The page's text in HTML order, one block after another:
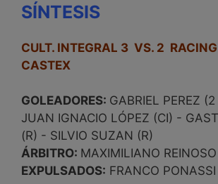
SÍNTESIS
CULT. INTEGRAL 3 VS. 2 RACING
CASTEX
GOLEADORES: GABRIEL PEREZ
JUAN IGNACIO LÓPEZ (CI) -
(R) - SILVIO SUZAN (R)
ÁRBITRO: MAXIMILIANO REINOSO
EXPULSADOS: FRANCO